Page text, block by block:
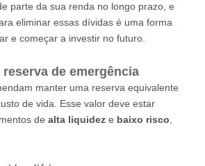
parte da sua renda no longo prazo, e
eliminar essas dívidas é uma forma
e começar a investir no futuro.
de emergência
manter uma reserva equivalente
de vida. Esse valor deve estar
de alta liquidez e baixo risco